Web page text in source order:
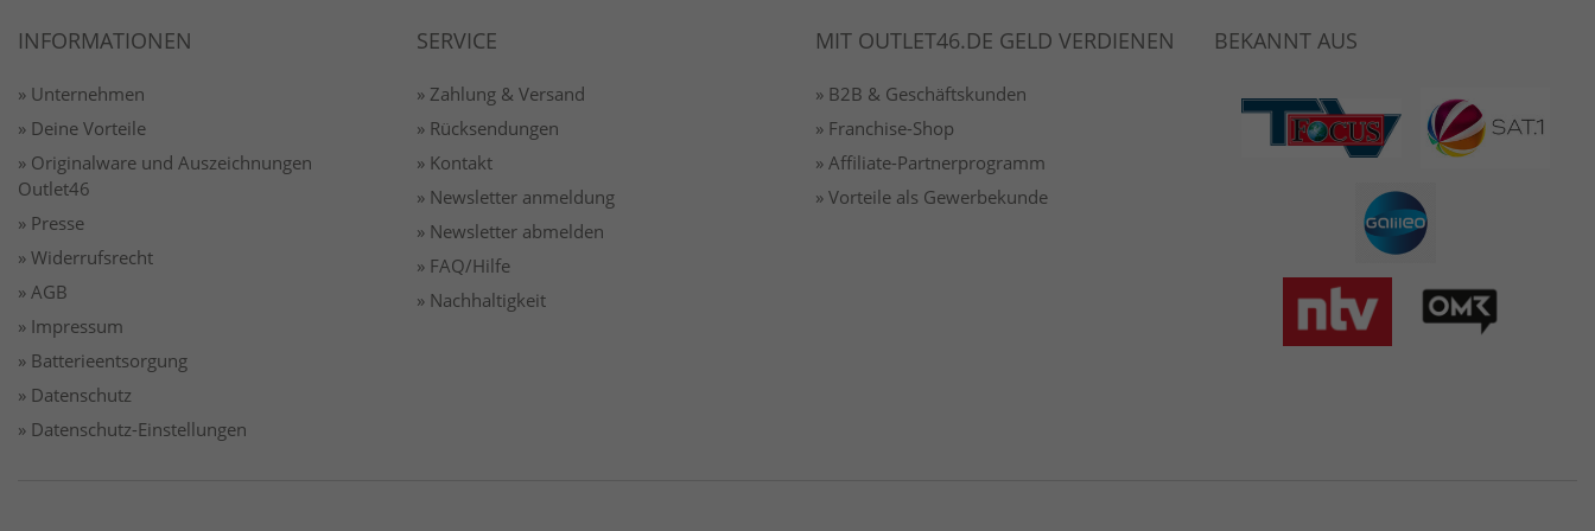
INFORMATIONEN
» Unternehmen
» Deine Vorteile
» Originalware und Auszeichnungen
Outlet46
» Presse
» Widerrufsrecht
» AGB
» Impressum
» Batterieentsorgung
» Datenschutz
» Datenschutz-Einstellungen
SERVICE
» Zahlung & Versand
» Rücksendungen
» Kontakt
» Newsletter anmeldung
» Newsletter abmelden
» FAQ/Hilfe
» Nachhaltigkeit
MIT OUTLET46.DE GELD VERDIENEN
» B2B & Geschäftskunden
» Franchise-Shop
» Affiliate-Partnerprogramm
» Vorteile als Gewerbekunde
BEKANNT AUS